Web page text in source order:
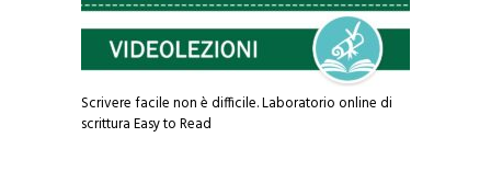
Scrivere facile non è difficile. Laboratorio online di
scrittura Easy to Read